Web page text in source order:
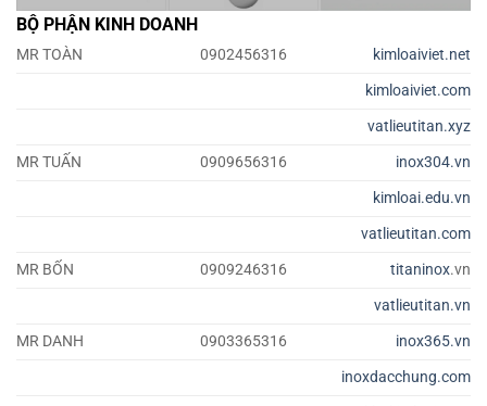
BỘ PHẬN KINH DOANH
MR TOÀN 0902456316
kimloaiviet.net
kimloaiviet.com
vatlieutitan.xyz
MR TUẤN
0909656316
inox304.vn
kimloai.edu.vn
vatlieutitan.com
MR BỐN
0909246316 titaninox.vn
vatlieutitan.vn
MR DANH
0903365316
inox365.vn
inoxdacchung.com